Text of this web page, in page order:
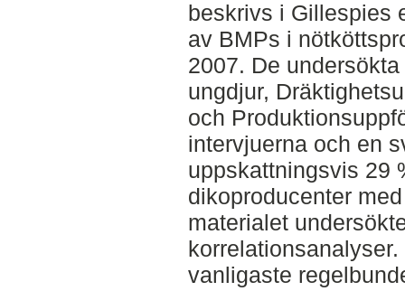
beskrivs i Gillespies
av BMPs i
2007. De
ungdjur,
och
intervjuerna och en
uppskattningsvis 29
dikoproducenter
materialet
vanligaste